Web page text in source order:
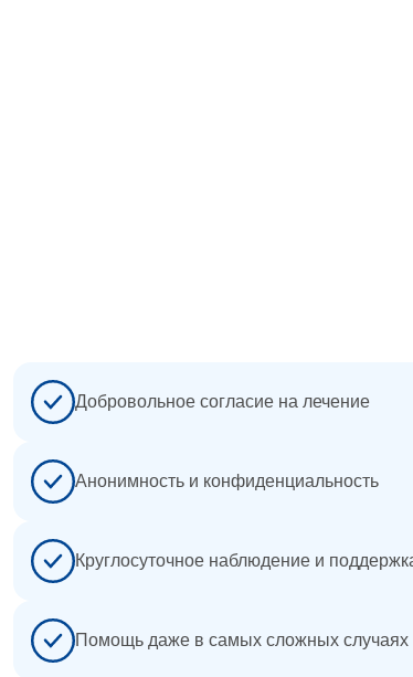
Добровольное согласие на лечение
Анонимность и конфиденциальность
Круглосуточное наблюдение и
Помощь даже в самых сложных случаях